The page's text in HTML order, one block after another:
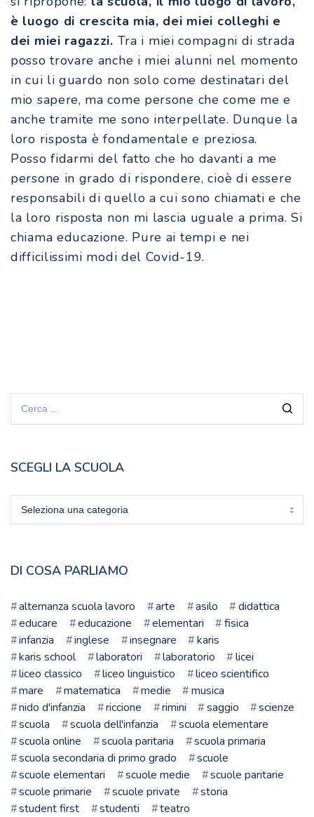
è luogo di crescita mia, dei miei colleghi e
dei miei ragazzi. Tra i miei compagni di strada
posso trovare anche i miei alunni nel momento
in cui li guardo non solo come destinatari del
mio sapere, ma come persone che come me e
anche tramite me sono interpellate. Dunque la
loro risposta è fondamentale e preziosa.
Posso fidarmi del fatto che ho davanti a me
persone in grado di rispondere, cioè di essere
responsabili di quello a cui sono chiamati e che
la loro risposta non mi lascia uguale a prima. Si
chiama educazione. Pure ai tempi e nei
difficilissimi modi del Covid-19.
SCEGLI LA SCUOLA
Scegli
DI COSA PARLIAMO
alternanza scuola lavoro arte asilo
didattica
educare
educazione elementari
fisica
infanzia
inglese insegnare
karis
karis school
laboratori laboratorio
licei
liceo classico
liceo linguistico
liceo scientifico
mare
matematica medie
musica
nido d'infanzia
riccione rimini saggio
scienze
scuola
scuola dell'infanzia
scuola elementare
scuola online
scuola paritaria
scuola primaria
scuola secondaria di primo grado
scuole
scuole elementari
scuole medie
scuole paritarie
scuole primarie
scuole private
storia
student first
studenti teatro